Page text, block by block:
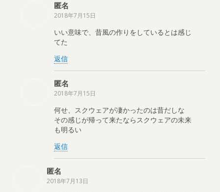
匿名
2018年7月15日
いい意味で、昔風の作りをしているとは感じ
てた
返信
匿名
2018年7月15日
何せ、スクウェアが凄かったのは昔だしな
その感じが帰って来たならスクウェアの未来
も明るい
返信
匿名
2018年7月13日